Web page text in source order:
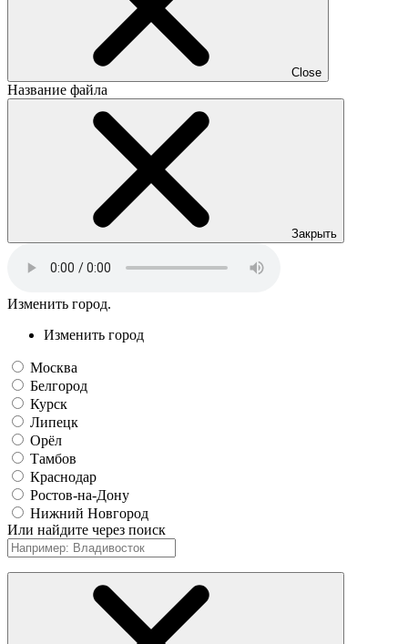
Close
Название файла
Закрыть
Изменить город.
Изменить город
Москва
Белгород
Курск
Липецк
Орёл
Тамбов
Краснодар
Ростов-на-Дону
Нижний Новгород
Или найдите через поиск